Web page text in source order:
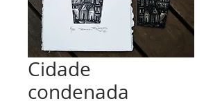
Cidade
condenada